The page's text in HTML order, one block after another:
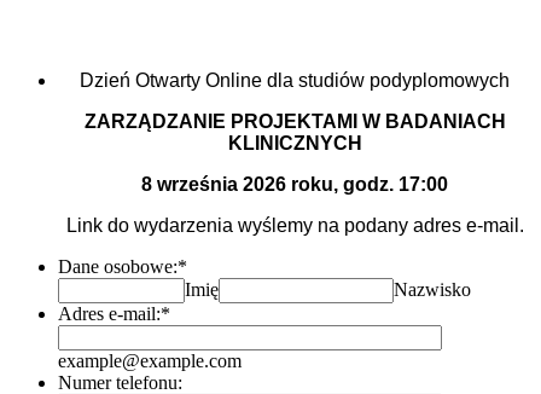
Dzień Otwarty Online dla studiów podyplomowych
ZARZĄDZANIE PROJEKTAMI W BADANIACH
KLINICZNYCH
8 września 2026 roku, godz. 17:00
Link do wydarzenia wyślemy na podany adres e-mail.
Dane osobowe:*
Imię
Nazwisko
Adres e-mail:*
example@example.com
Numer telefonu: